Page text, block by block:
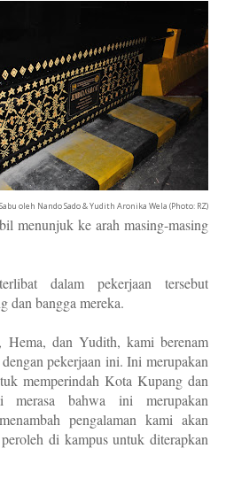
oleh Nando Sado & Yudith Aronika Wela (Photo: RZ)
menunjuk ke arah masing-masing
dalam pekerjaan tersebut
dan bangga mereka.
dan Yudith, kami berenam
pekerjaan ini. Ini merupakan
memperindah Kota Kupang dan
merasa bahwa ini merupakan
pengalaman kami akan
di kampus untuk diterapkan